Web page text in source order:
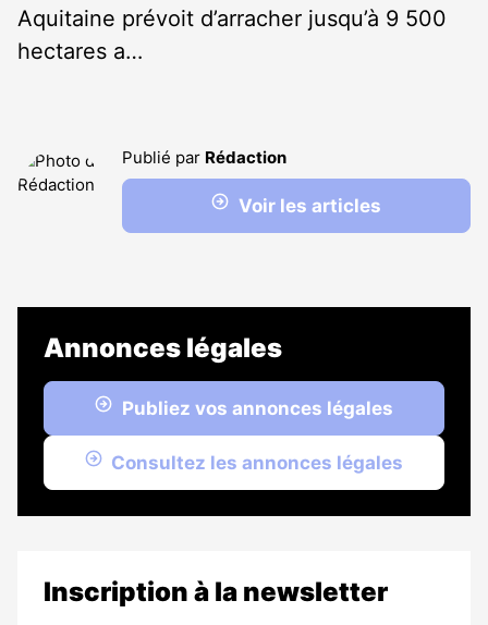
Aquitaine prévoit d’arracher jusqu’à 9 500
hectares a…
Publié par Rédaction
Voir les articles
Annonces légales
Publiez vos annonces légales
Consultez les annonces légales
Inscription à la newsletter